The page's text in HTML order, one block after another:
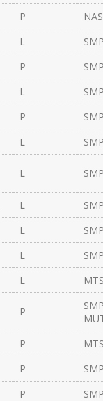
P
L
P
L
P
L
L
L
L
L
L
P
P
P
P